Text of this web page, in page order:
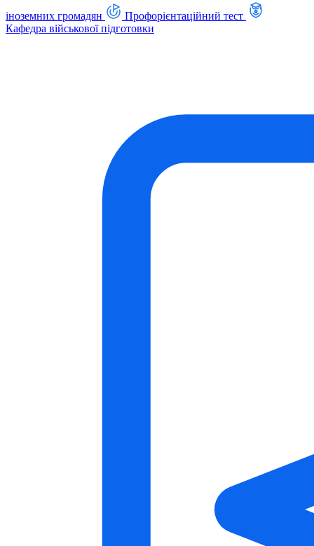
іноземних громадян
Профорієнтаційний тест
Кафедра військової підготовки